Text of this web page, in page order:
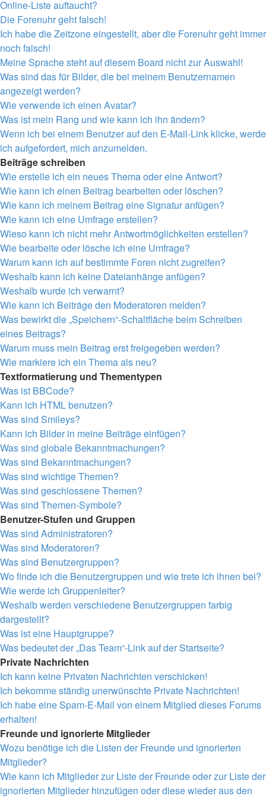
Online-Liste auftaucht?
Die Forenuhr geht falsch!
Ich habe die Zeitzone eingestellt, aber die Forenuhr geht immer
noch falsch!
Meine Sprache steht auf diesem Board nicht zur Auswahl!
Was sind das für Bilder, die bei meinem Benutzernamen
angezeigt werden?
Wie verwende ich einen Avatar?
Was ist mein Rang und wie kann ich ihn ändern?
Wenn ich bei einem Benutzer auf den E-Mail-Link klicke, werde
ich aufgefordert, mich anzumelden.
Beiträge schreiben
Wie erstelle ich ein neues Thema oder eine Antwort?
Wie kann ich einen Beitrag bearbeiten oder löschen?
Wie kann ich meinem Beitrag eine Signatur anfügen?
Wie kann ich eine Umfrage erstellen?
Wieso kann ich nicht mehr Antwortmöglichkeiten erstellen?
Wie bearbeite oder lösche ich eine Umfrage?
Warum kann ich auf bestimmte Foren nicht zugreifen?
Weshalb kann ich keine Dateianhänge anfügen?
Weshalb wurde ich verwarnt?
Wie kann ich Beiträge den Moderatoren melden?
Was bewirkt die „Speichern“-Schaltfläche beim Schreiben
eines Beitrags?
Warum muss mein Beitrag erst freigegeben werden?
Wie markiere ich ein Thema als neu?
Textformatierung und Thementypen
Was ist BBCode?
Kann ich HTML benutzen?
Was sind Smileys?
Kann ich Bilder in meine Beiträge einfügen?
Was sind globale Bekanntmachungen?
Was sind Bekanntmachungen?
Was sind wichtige Themen?
Was sind geschlossene Themen?
Was sind Themen-Symbole?
Benutzer-Stufen und Gruppen
Was sind Administratoren?
Was sind Moderatoren?
Was sind Benutzergruppen?
Wo finde ich die Benutzergruppen und wie trete ich ihnen bei?
Wie werde ich Gruppenleiter?
Weshalb werden verschiedene Benutzergruppen farbig
dargestellt?
Was ist eine Hauptgruppe?
Was bedeutet der „Das Team“-Link auf der Startseite?
Private Nachrichten
Ich kann keine Privaten Nachrichten verschicken!
Ich bekomme ständig unerwünschte Private Nachrichten!
Ich habe eine Spam-E-Mail von einem Mitglied dieses Forums
erhalten!
Freunde und ignorierte Mitglieder
Wozu benötige ich die Listen der Freunde und ignorierten
Mitglieder?
Wie kann ich Mitglieder zur Liste der Freunde oder zur Liste der
ignorierten Mitglieder hinzufügen oder diese wieder aus den